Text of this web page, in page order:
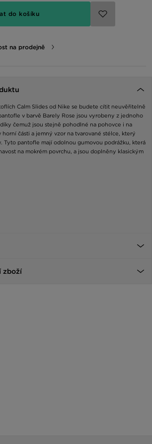
do košíku
na prodejně
Calm Slides od Nike se budete cítit neuvěřitelně
v barvě Barely Rose jsou vyrobeny z jednoho
čemuž jsou stejně pohodlné na pohovce i na
horní části a jemný vzor na tvarované stélce, který
Tyto pantofle mají odolnou gumovou podrážku, která
na mokrém povrchu, a jsou doplněny klasickým
zboží